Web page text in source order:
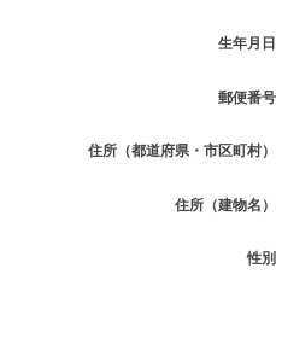
生年月日
郵便番号
住所（都道府県・市区町村）
住所（建物名）
性別